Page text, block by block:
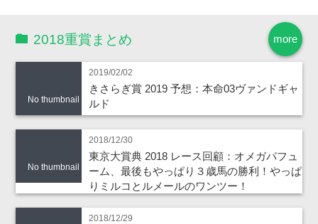
more
2018重賞まとめ
No thumbnail
2019/02/02
きさらぎ賞 2019 予想：本命03ヴァンドギャ
ルド
No thumbnail
2018/12/30
東京大賞典 2018 レース回顧：オメガパフュ
ーム、最後もやっぱり３歳馬の勝利！やっぱ
りミルコとルメールのワンツー！
2018/12/29